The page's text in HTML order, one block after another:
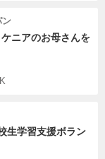
ン
ニアのお母さんを
生学習支援ボラン